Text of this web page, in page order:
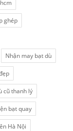
ghép
Nhận may bạt dù
cũ thanh lý
bạt quay
Hà Nội